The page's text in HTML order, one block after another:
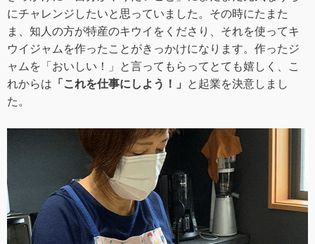
にチャレンジしたいと思っていました。その時にたまた
ま、知人の方が特産のキウイをくださり、それを使ってキ
ウイジャムを作ったことがきっかけになります。作ったジ
ャムを「おいしい！」と言ってもらってとても嬉しく、こ
れからは 「これを仕事にしよう！」
と起業を決意しまし
た。